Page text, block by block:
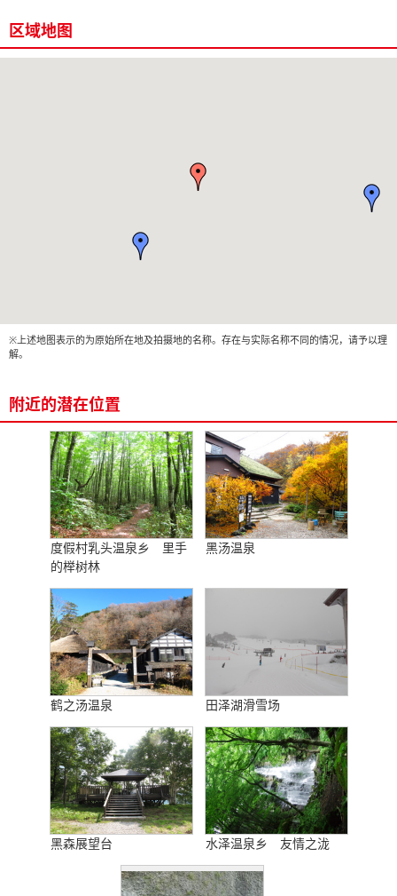
区域地图
※上述地图表示的为原始所在地及拍摄地的名称。存在与实际名称不同的情况，请予以理
解。
附近的潜在位置
度假村乳头温泉乡 里手
的榉树林
黑汤温泉
鹤之汤温泉 田泽湖滑雪场
黑森展望台 水泽温泉乡 友情之泷